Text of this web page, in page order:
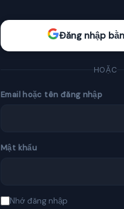
Đăng nhập
HOẶC
Email hoặc tên đăng nhập
Mật khẩu
Nhớ đăng nhập